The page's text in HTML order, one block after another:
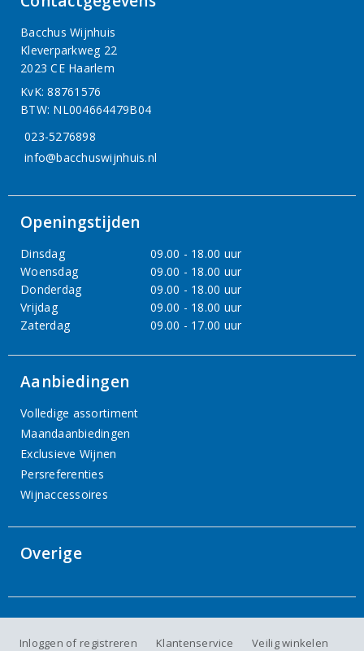
Bacchus Wijnhuis
Kleverparkweg 22
2023 CE Haarlem
KvK: 88761576
BTW: NL004664479B04
023-5276898
info@bacchuswijnhuis.nl
Openingstijden
Dinsdag
09.00 - 18.00 uur
Woensdag
09.00 - 18.00 uur
Donderdag
09.00 - 18.00 uur
Vrijdag
09.00 - 18.00 uur
Zaterdag
09.00 - 17.00 uur
Aanbiedingen
Volledige assortiment
Maandaanbiedingen
Exclusieve Wijnen
Persreferenties
Wijnaccessoires
Overige
Inloggen of registreren Klantenservice Veilig winkelen